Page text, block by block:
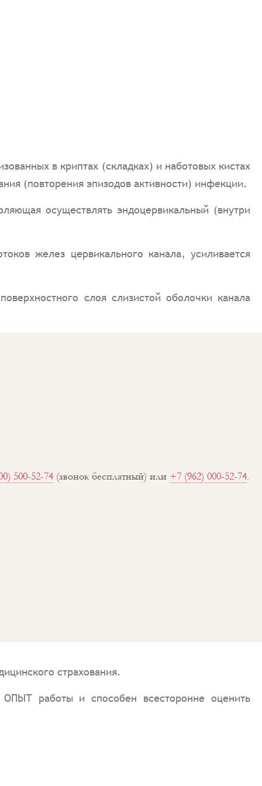
в криптах (складках) и наботовых кистах
(повторения эпизодов активности) инфекции.
осуществлять эндоцервикальный (внутри
желез цервикального канала, усиливается
слоя слизистой оболочки канала
500-52-74(звонок бесплатный) или +7 (962) 000-52-74.
страхования.
работы и способен всесторонне оценить